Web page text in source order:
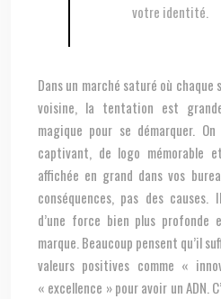
votre identité.
Dans un marché saturé où
voisine, la tentation est
magique pour se démarquer.
captivant, de logo mémorable
affichée en grand dans vos
conséquences, pas des causes.
d’une force bien plus profonde
marque. Beaucoup pensent qu’il
valeurs positives comme «
« excellence » pour avoir un ADN.